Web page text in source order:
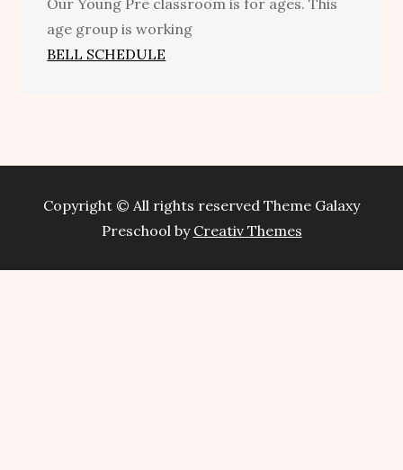
Our Young Pre classroom is for ages. This
age group is working
BELL SCHEDULE
Copyright © All rights reserved Theme Galaxy
Preschool by Creativ Themes